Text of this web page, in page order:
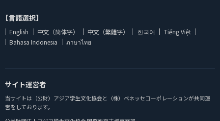
【言語選択】
English 中文（简体字） 中文（繁體字） 한국어
Tiếng Việt
Bahasa Indonesia
ภาษาไทย
サイト運営者
当サイトは（公財）アジア学生文化協会と（株）ベネッセコーポレーションが共同運
営をしております。